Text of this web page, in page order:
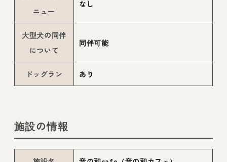
ニュー
なし
大型犬の同伴
について
同伴可能
ドッグラン あり
施設の情報